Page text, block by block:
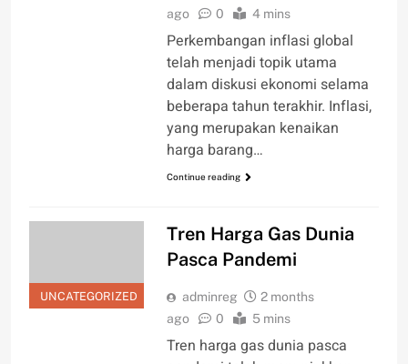
ago
0 4 mins
Perkembangan inflasi global
telah menjadi topik utama
dalam diskusi ekonomi selama
beberapa tahun terakhir. Inflasi,
yang merupakan kenaikan
harga barang…
Continue reading
UNCATEGORIZED
Tren Harga Gas Dunia
Pasca Pandemi
adminreg
2 months
ago
0 5 mins
Tren harga gas dunia pasca